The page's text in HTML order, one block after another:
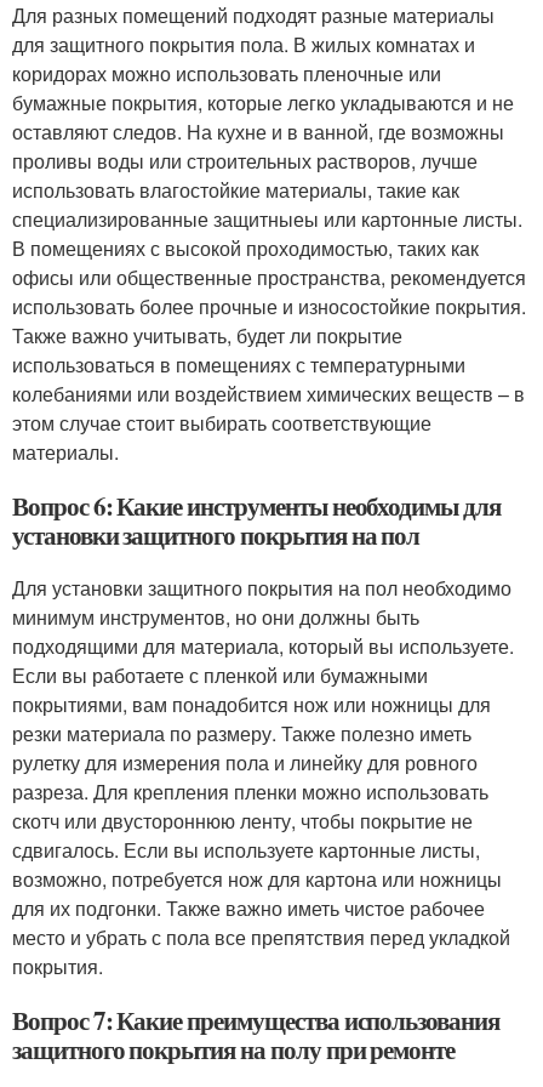
Для разных помещений подходят разные материалы
для защитного покрытия пола. В жилых комнатах и
коридорах можно использовать пленочные или
бумажные покрытия, которые легко укладываются и не
оставляют следов. На кухне и в ванной, где возможны
проливы воды или строительных растворов, лучше
использовать влагостойкие материалы, такие как
специализированные защитныеы или картонные листы.
В помещениях с высокой проходимостью, таких как
офисы или общественные пространства, рекомендуется
использовать более прочные и износостойкие покрытия.
Также важно учитывать, будет ли покрытие
использоваться в помещениях с температурными
колебаниями или воздействием химических веществ – в
этом случае стоит выбирать соответствующие
материалы.
Вопрос 6: Какие инструменты необходимы для
установки защитного покрытия на пол
Для установки защитного покрытия на пол необходимо
минимум инструментов, но они должны быть
подходящими для материала, который вы используете.
Если вы работаете с пленкой или бумажными
покрытиями, вам понадобится нож или ножницы для
резки материала по размеру. Также полезно иметь
рулетку для измерения пола и линейку для ровного
разреза. Для крепления пленки можно использовать
скотч или двустороннюю ленту, чтобы покрытие не
сдвигалось. Если вы используете картонные листы,
возможно, потребуется нож для картона или ножницы
для их подгонки. Также важно иметь чистое рабочее
место и убрать с пола все препятствия перед укладкой
покрытия.
Вопрос 7: Какие преимущества использования
защитного покрытия на полу при ремонте